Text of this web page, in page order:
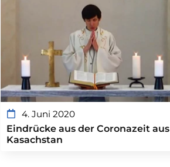
4. Juni 2020
Eindrücke aus der Coronazeit aus
Kasachstan